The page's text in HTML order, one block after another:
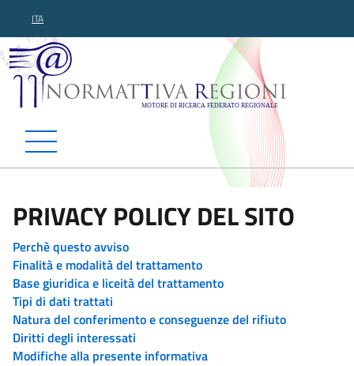
ITA
Normattiva Regioni -
PRIVACY POLICY DEL SITO
Perchè questo avviso
Finalità e modalità del trattamento
Base giuridica e liceità del trattamento
Tipi di dati trattati
Natura del conferimento e conseguenze del rifiuto
Diritti degli interessati
Modifiche alla presente informativa